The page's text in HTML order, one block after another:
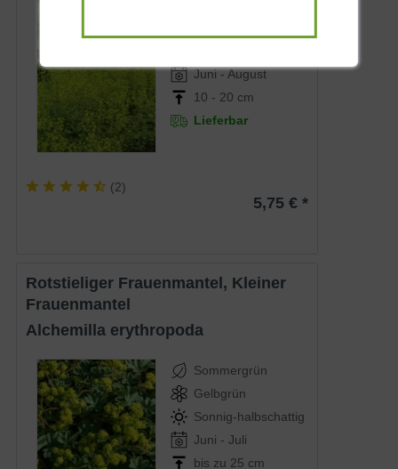
Juni - August
10 - 20 cm
Lieferbar
(2)
5,75 € *
Rotstieliger Frauenmantel, Kleiner
Frauenmantel
Alchemilla erythropoda
Sommergrün
Gelbgrün
Sonnig-halbschattig
Juni - Juli
bis zu 25 cm